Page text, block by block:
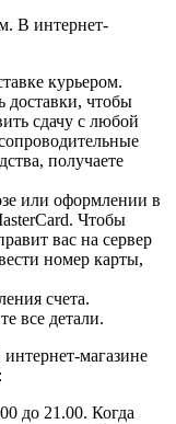
В интернет-
курьером.
доставки, чтобы
сдачу с любой
получаете
или оформлении в
Чтобы
вас на сервер
номер карты,
счета.
все детали.
магазине
до 21.00. Когда